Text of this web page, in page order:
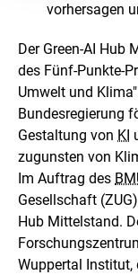
vorhersagen
Der Green-AI Hub
des Fünf-Punkte-
Umwelt und
Bundesregierung
Gestaltung von KI
zugunsten von
Im Auftrag des
Gesellschaft (ZUG)
Hub Mittelstand.
Wuppertal Institut,